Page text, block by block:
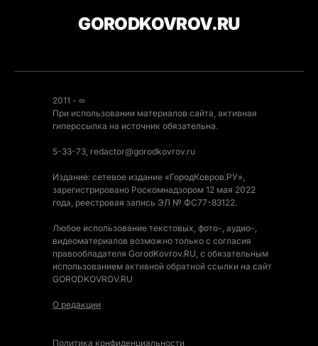
GORODKOVROV.RU
2011 - ∞
При использовании материалов сайта, активная
гиперссылка на источник обязательна.
5-33-73, redactor@gorodkovrov.ru
Издание: сетевое издание «ГородКовров.РУ»,
зарегистрировано Роскомнадзором 12 мая 2022
года, реестровая запись ЭЛ № ФС77-83122.
Любое использование текстовых, фото-, аудио-,
видеоматериалов возможно только с согласия
правообладателя GorodKovrov.RU, с обязательным
использованием активной обратной ссылки на сайт
GORODKOVROV.RU
О редакции
Политика конфиденциальности